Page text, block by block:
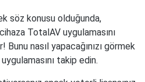
söz konusu olduğunda,
TotalAV uygulamasını
nasıl yapacağınızı görmek
uygulamasını takip edin.